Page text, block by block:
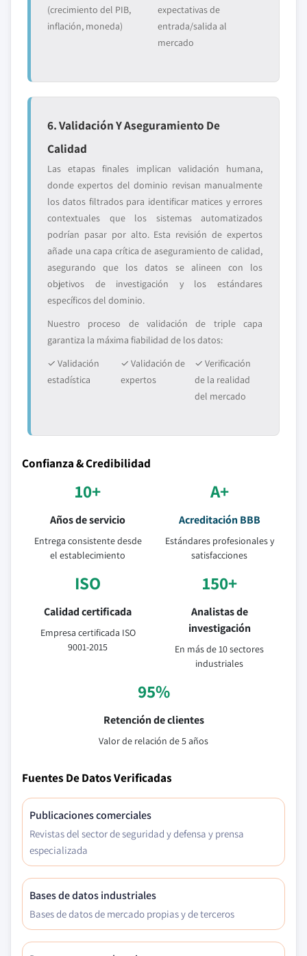
(crecimiento del PIB,
inflación, moneda)
expectativas de
entrada/salida al
mercado
6. Validación Y Aseguramiento De
Calidad
Las etapas finales implican validación humana,
donde expertos del dominio revisan manualmente
los datos filtrados para identificar matices y errores
contextuales que los sistemas automatizados
podrían pasar por alto. Esta revisión de expertos
añade una capa crítica de aseguramiento de calidad,
asegurando que los datos se alineen con los
objetivos de investigación y los estándares
específicos del dominio.
Nuestro proceso de validación de triple capa
garantiza la máxima fiabilidad de los datos:
✓ Validación
estadística
✓ Validación de
expertos
✓ Verificación
de la realidad
del mercado
Confianza & Credibilidad
10+
Años de servicio
Entrega consistente desde
el establecimiento
A+
Acreditación BBB
Estándares profesionales y
satisfacciones
ISO
Calidad certificada
Empresa certificada ISO
9001-2015
150+
Analistas de
investigación
En más de 10 sectores
industriales
95%
Retención de clientes
Valor de relación de 5 años
Fuentes De Datos Verificadas
Publicaciones comerciales
Revistas del sector de seguridad y defensa y prensa
especializada
Bases de datos industriales
Bases de datos de mercado propias y de terceros